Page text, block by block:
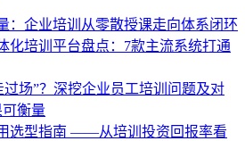
：企业培训从零散授课走向体系闭环
化培训平台盘点：7款主流系统打通
过场”？深挖企业员工培训问题及对
衡量
选型指南 ——从培训投资回报率看